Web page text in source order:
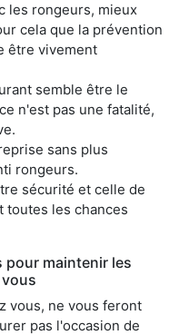
les rongeurs, mieux
cela que la prévention
être vivement
semble être le
n'est pas une fatalité,
sans plus
rongeurs.
sécurité et celle de
toutes les chances
pour maintenir les
vous, ne vous feront
pas l'occasion de